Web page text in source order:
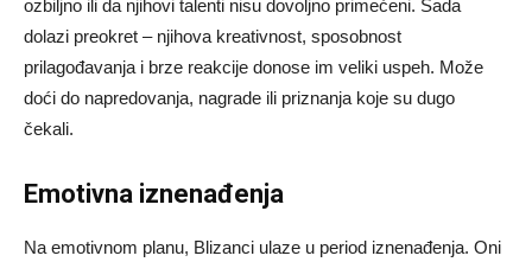
ozbiljno ili da njihovi talenti nisu dovoljno primećeni. Sada
dolazi preokret – njihova kreativnost, sposobnost
prilagođavanja i brze reakcije donose im veliki uspeh. Može
doći do napredovanja, nagrade ili priznanja koje su dugo
čekali.
Emotivna iznenađenja
Na emotivnom planu, Blizanci ulaze u period iznenađenja. Oni